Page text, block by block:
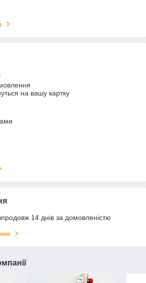
на вашу картку
14 днів за домовленістю